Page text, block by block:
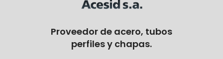
Proveedor de acero, tubos
perfiles y chapas.